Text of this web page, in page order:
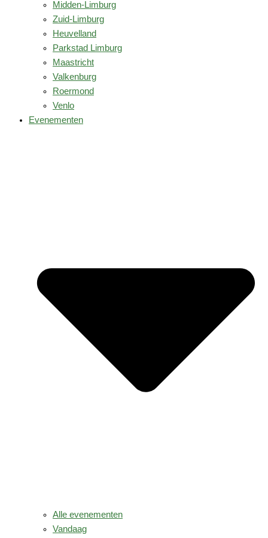
Midden-Limburg
Zuid-Limburg
Heuvelland
Parkstad Limburg
Maastricht
Valkenburg
Roermond
Venlo
Evenementen
Alle evenementen
Vandaag